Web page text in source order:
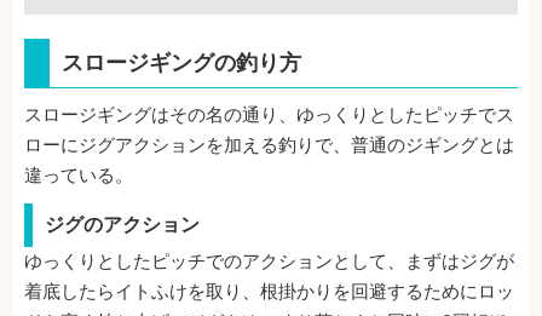
スロージギングの釣り方
スロージギングはその名の通り、ゆっくりとしたピッチでス
ローにジグアクションを加える釣りで、普通のジギングとは
違っている。
ジグのアクション
ゆっくりとしたピッチでのアクションとして、まずはジグが
着底したらイトふけを取り、根掛かりを回避するためにロッ